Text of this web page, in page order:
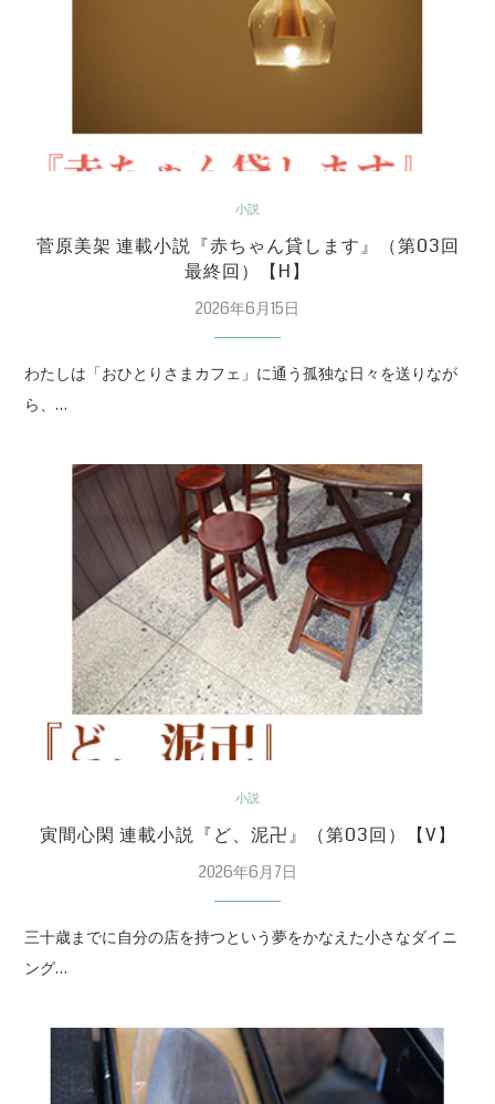
小説
菅原美架 連載小説『赤ちゃん貸します』（第03回
最終回）【H】
2026年6月15日
わたしは「おひとりさまカフェ」に通う孤独な日々を送りなが
ら、…
小説
寅間心閑 連載小説『ど、泥卍』（第03回）【V】
2026年6月7日
三十歳までに自分の店を持つという夢をかなえた小さなダイニ
ング…